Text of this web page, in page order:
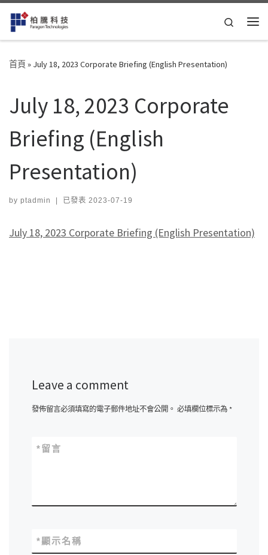
Skip to content
Search
首頁 » July 18, 2023 Corporate Briefing (English Presentation)
July 18, 2023 Corporate
Briefing (English
Presentation)
by ptadmin | 已發表 2023-07-19
July 18, 2023 Corporate Briefing (English Presentation)
Leave a comment
發佈留言必須填寫的電子郵件地址不會公開。 必填欄位標示為 *
留言
*
顯示名稱
*